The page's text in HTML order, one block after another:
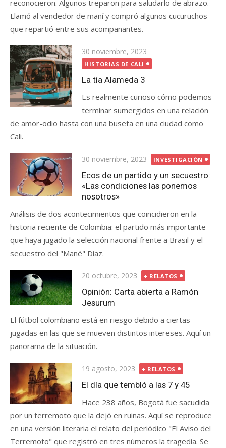
reconocieron. Algunos treparon para saludarlo de abrazo.
Llamó al vendedor de maní y compró algunos cucuruchos
que repartió entre sus acompañantes.
Publicada
el
30 noviembre, 2023
HISTORIAS DE CALI
La tía Alameda 3
Es realmente curioso cómo podemos
terminar sumergidos en una relación
de amor-odio hasta con una buseta en una ciudad como
Cali.
Publicada
el
30 noviembre, 2023 INVESTIGACIÓN
Ecos de un partido y un secuestro:
«Las condiciones las ponemos
nosotros»
Análisis de dos acontecimientos que coincidieron en la
historia reciente de Colombia: el partido más importante
que haya jugado la selección nacional frente a Brasil y el
secuestro del "Mané" Díaz.
Publicada
el
20 octubre, 2023 + RELATOS
Opinión: Carta abierta a Ramón
Jesurum
El fútbol colombiano está en riesgo debido a ciertas
jugadas en las que se mueven distintos intereses. Aquí un
panorama de la situación.
Publicada
el
19 agosto, 2023 + RELATOS
El día que tembló a las 7 y 45
Hace 238 años, Bogotá fue sacudida
por un terremoto que la dejó en ruinas. Aquí se reproduce
en una versión literaria el relato del periódico "El Aviso del
Terremoto" que registró en tres números la tragedia. Se